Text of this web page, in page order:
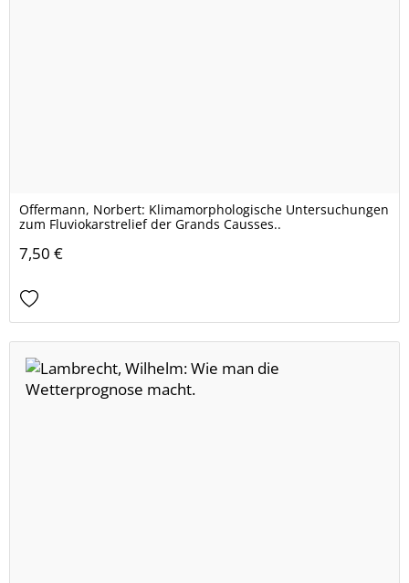
Offermann, Norbert: Klimamorphologische Untersuchungen
zum Fluviokarstrelief der Grands Causses..
7,50 €